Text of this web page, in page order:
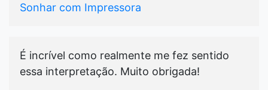
Sonhar com Impressora
É incrível como realmente me fez sentido
essa interpretação. Muito obrigada!